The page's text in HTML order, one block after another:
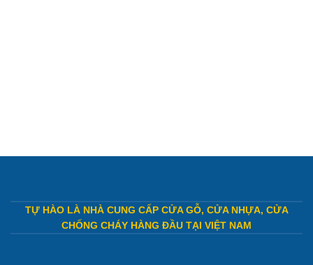
TỰ HÀO LÀ NHÀ CUNG CẤP CỬA GỖ, CỬA NHỰA, CỬA
CHỐNG CHÁY HÀNG ĐẦU TẠI VIỆT NAM